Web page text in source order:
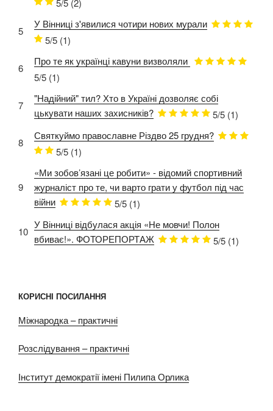
5
У Вінниці з'явилися чотири нових мурали
5/5 (1)
6
Про те як українці кавуни визволяли
5/5 (1)
7
"Надійний" тил? Хто в Україні дозволяє собі
цькувати наших захисників?
5/5 (1)
8
Святкуймо православне Різдво 25 грудня?
5/5 (1)
9
«Ми зобов’язані це робити» - відомий спортивний
журналіст про те, чи варто грати у футбол під час
війни
5/5 (1)
10
У Вінниці відбулася акція «Не мовчи! Полон
вбиває!». ФОТОРЕПОРТАЖ
5/5 (1)
КОРИСНІ ПОСИЛАННЯ
Міжнародка – практичні
Розслідування – практичні
Інститут демократії імені Пилипа Орлика